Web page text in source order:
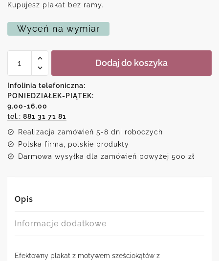
Kupujesz plakat bez ramy.
Wyceń na wymiar
Plakat
i
passe
partout
Dodaj do koszyka
Infolinia telefoniczna:
PONIEDZIAŁEK-PIĄTEK:
9.00-16.00
tel.: 881 31 71 81
Realizacja zamówień 5-8 dni roboczych
Polska firma, polskie produkty
Darmowa wysyłka dla zamówień powyżej 500 zł
Opis
Informacje dodatkowe
Efektowny plakat z motywem sześciokątów z